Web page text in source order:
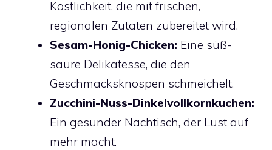
Köstlichkeit, die mit frischen,
regionalen Zutaten zubereitet wird.
Sesam-Honig-Chicken: Eine süß-
saure Delikatesse, die den
Geschmacksknospen schmeichelt.
Zucchini-Nuss-Dinkelvollkornkuchen:
Ein gesunder Nachtisch, der Lust auf
mehr macht.